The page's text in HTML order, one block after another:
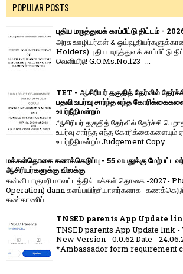
POPULAR POSTS
புதிய மருத்துவக் காப்பீட்டு திட்டம் -
அரசு ஊழியர்கள் &
Holders) புதிய மருத்துவக் காப்பீட்டு
வெளியீடு! G.O.Ms.No.123 -...
TET - ஆசிரியர் தகுதித் தேர்வில்
பதவி உயர்வு சார்ந்த எந்த
உயர்நீதிமன்றம்
ஆசிரியர் தகுதித் தேர்வில் தேர்ச்சி
உயர்வு சார்ந்த எந்த கோரிக்கைகளையும்
உயர்நீதிமன்றம் Judgement Copy ...
மக்கள்தொகை கணக்கெடுப்பு - 55 வயதுக்கு
ஆசிரியர்களுக்கு விலக்கு
கன்னியாகுமரி மாவட்டத்தில் மக்கள் தொகை -2027-
Operation) dann களப்பயிற்சியாளர்களாக-
கண்காணிப்...
TNSED parents App Update
TNSED parents App Update link -
New Version - 0.0.62 Date -
*Ambassador form requirement